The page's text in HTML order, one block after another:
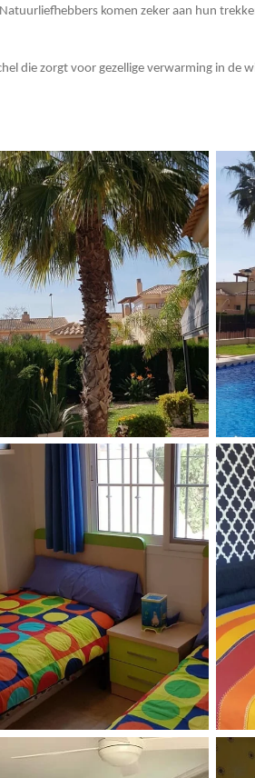
komen zeker aan hun
die zorgt voor gezellige verwarming in de